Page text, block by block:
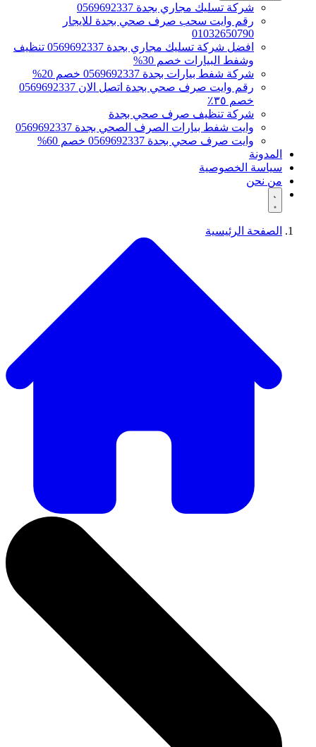
شركة تسليك مجاري بجدة 0569692337
رقم وايت سحب صرف صحي بجدة للايجار
01032650790
افضل شركة تسليك مجاري بجدة 0569692337 تنظيف
وشفط البيارات خصم 30%
شركة شفط بيارات بجدة 0569692337 خصم 20%
رقم وايت صرف صحي بجدة اتصل الان 0569692337
خصم ٣٥٪
شركة تنظيف صرف صحي بجدة
وايت شفط بيارات الصرف الصحي بجدة 0569692337
وايت صرف صحي بجدة 0569692337 خصم 60%
المدونة
سياسة الخصوصية
من نحن
الصفحة الرئيسية